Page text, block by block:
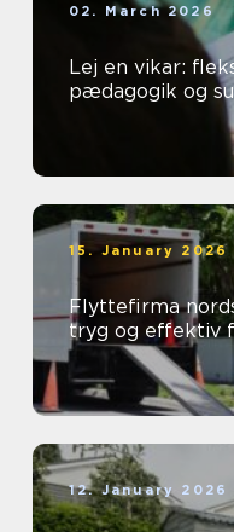
02. March 2026
Lej en vikar:
pædagogik og
15. January 2026
Flyttefirma nordsjælland
tryg og effektiv
12. January 2026